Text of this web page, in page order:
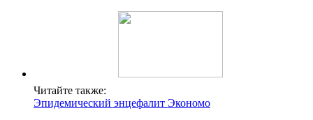
Читайте также:
Эпидемический энцефалит Экономо